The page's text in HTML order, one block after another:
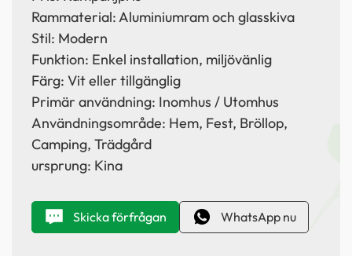
Rammaterial: Aluminiumram och glasskiva
Stil: Modern
Funktion: Enkel installation, miljövänlig
Färg: Vit eller tillgänglig
Primär användning: Inomhus / Utomhus
Användningsområde: Hem, Fest, Bröllop,
Camping, Trädgård
ursprung: Kina
Skicka förfrågan WhatsApp nu